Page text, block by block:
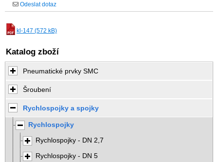
Odeslat dotaz
kl-147 (572 kB)
Katalog zboží
Pneumatické prvky SMC
Šroubení
Rychlospojky a spojky
Rychlospojky
Rychlospojky - DN 2,7
Rychlospojky - DN 5